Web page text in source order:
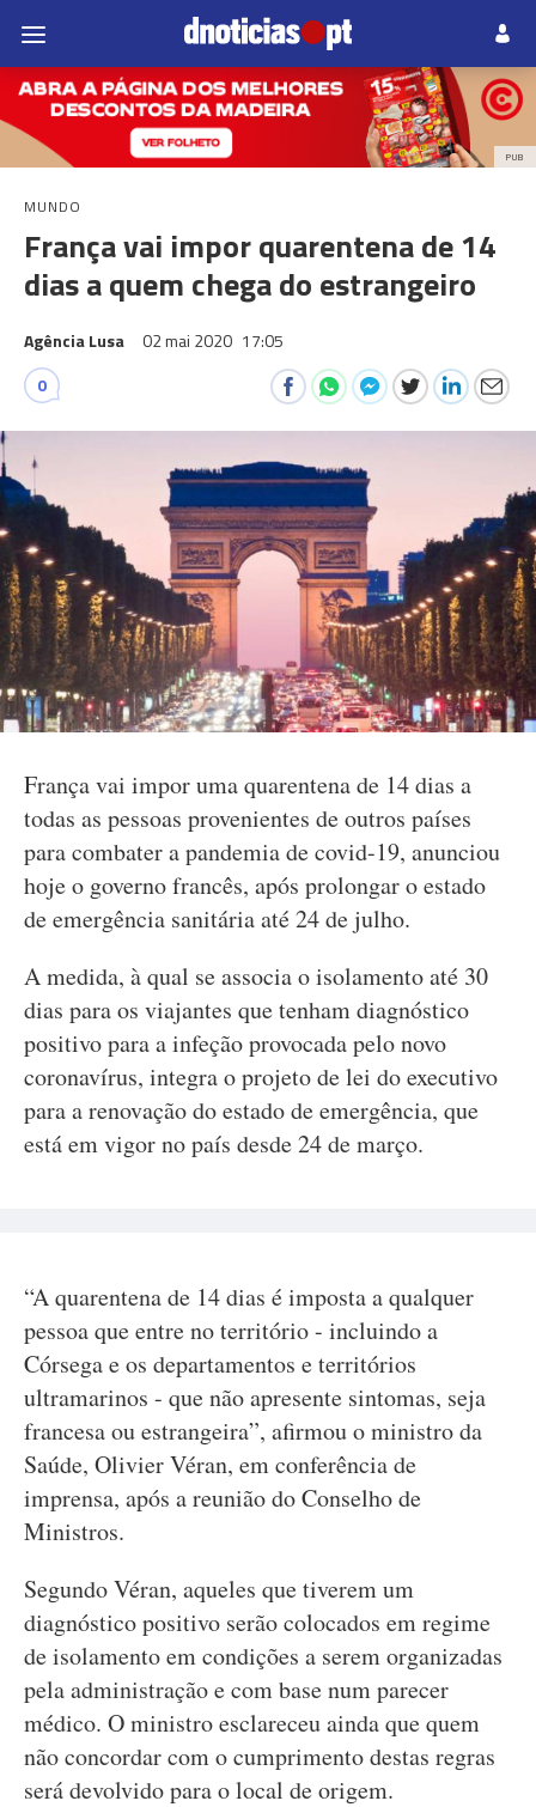
PUB
MUNDO
França vai impor quarentena de 14
dias a quem chega do estrangeiro
Agência Lusa 02 mai 2020 17:05
0
França vai impor uma quarentena de 14 dias a
todas as pessoas provenientes de outros países
para combater a pandemia de covid-19, anunciou
hoje o governo francês, após prolongar o estado
de emergência sanitária até 24 de julho.
A medida, à qual se associa o isolamento até 30
dias para os viajantes que tenham diagnóstico
positivo para a infeção provocada pelo novo
coronavírus, integra o projeto de lei do executivo
para a renovação do estado de emergência, que
está em vigor no país desde 24 de março.
“A quarentena de 14 dias é imposta a qualquer
pessoa que entre no território - incluindo a
Córsega e os departamentos e territórios
ultramarinos - que não apresente sintomas, seja
francesa ou estrangeira”, afirmou o ministro da
Saúde, Olivier Véran, em conferência de
imprensa, após a reunião do Conselho de
Ministros.
Segundo Véran, aqueles que tiverem um
diagnóstico positivo serão colocados em regime
de isolamento em condições a serem organizadas
pela administração e com base num parecer
médico. O ministro esclareceu ainda que quem
não concordar com o cumprimento destas regras
será devolvido para o local de origem.